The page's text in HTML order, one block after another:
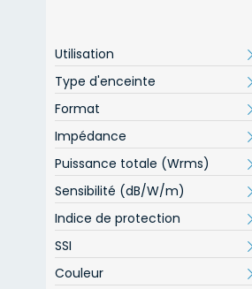
Utilisation
Type d'enceinte
Format
Impédance
Puissance totale (Wrms)
Sensibilité (dB/W/m)
Indice de protection
SSI
Couleur